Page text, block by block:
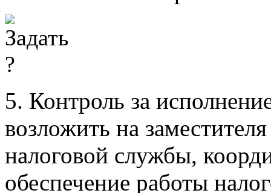
5. Контроль за
возложить на
налоговой службы,
обеспечение работы